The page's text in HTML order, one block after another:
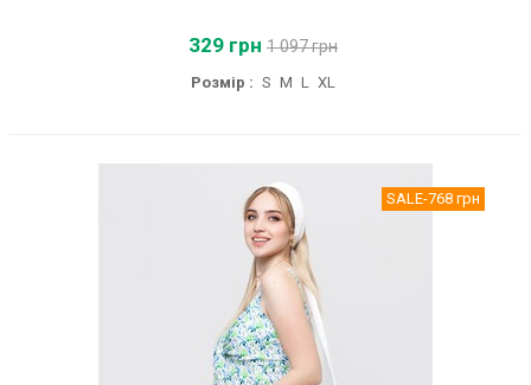
329 грн 1 097 грн
Розмір : S M L XL
SALE-768 грн